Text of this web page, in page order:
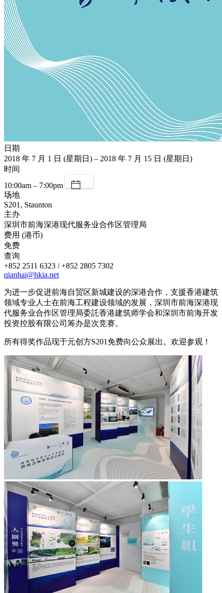
日期
2018 年 7 月 1 日 (星期日) – 2018 年 7 月 15 日 (星期日)
时间
10:00am – 7:00pm
场地
S201, Staunton
主办
深圳市前海深港现代服务业合作区管理局
费用 (港币)
免费
查询
+852 2511 6323 / +852 2805 7302
qianhai@hkia.net
为进一步促进前海自贸区新城建设的深港合作，支援香港建筑
领域专业人士在前海工程建设领域的发展，深圳市前海深港现
代服务业合作区管理局委託香港建筑师学会和深圳市前海开发
投资控股有限公司筹办是次竞赛。
所有得奖作品现于元创方S201免费向公众展出。欢迎参观！